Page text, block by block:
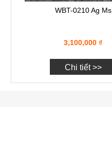
WBT-0210 Ag Ms
3,100,000₫
Chi tiết >>